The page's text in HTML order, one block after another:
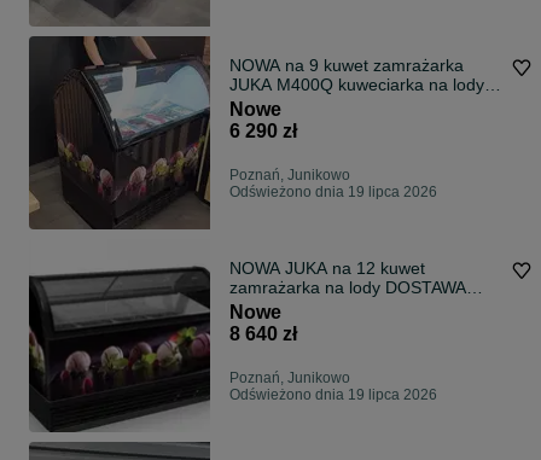
NOWA na 9 kuwet zamrażarka
JUKA M400Q kuweciarka na lody
konserwator do lodów gałkowych
DOSTAWA
Nowe
6 290 zł
Poznań, Junikowo
Odświeżono dnia 19 lipca 2026
NOWA JUKA na 12 kuwet
zamrażarka na lody DOSTAWA
konserwator kuweciarka
dystrybutor do lodów gałkowych
Nowe
8 640 zł
Poznań, Junikowo
Odświeżono dnia 19 lipca 2026